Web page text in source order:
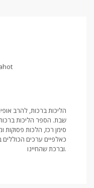
הליכות ברכות, להרב
שבת. הספר הליכות
סימן רכז, הלכות
כאלפיים ערכים
וברכת שהחיינו.